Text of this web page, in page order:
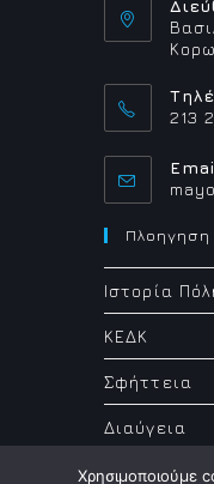
213
Πλοηγηση
Ιστορία
ΚΕΔΚ
Σφήττεια
Διαύγεια
Χρησιμοποιούμε